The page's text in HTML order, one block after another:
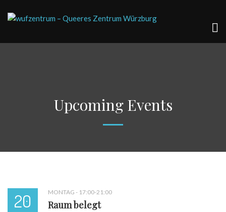
Upcoming Events
20 MONTAG - 17:00-21:00
Raum belegt